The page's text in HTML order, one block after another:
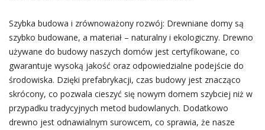
Szybka budowa i zrównoważony rozwój: Drewniane domy są
szybko budowane, a materiał – naturalny i ekologiczny. Drewno
używane do budowy naszych domów jest certyfikowane, co
gwarantuje wysoką jakość oraz odpowiedzialne podejście do
środowiska. Dzięki prefabrykacji, czas budowy jest znacząco
skrócony, co pozwala cieszyć się nowym domem szybciej niż w
przypadku tradycyjnych metod budowlanych. Dodatkowo
drewno jest odnawialnym surowcem, co sprawia, że nasze